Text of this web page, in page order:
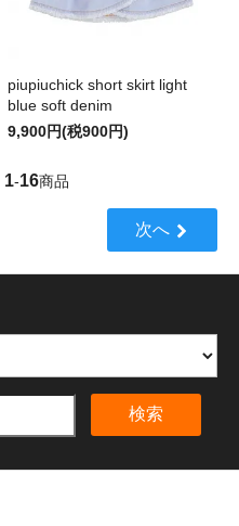
piupiuchick short skirt light
blue soft denim
9,900円(税900円)
1-16商品
次へ
検索